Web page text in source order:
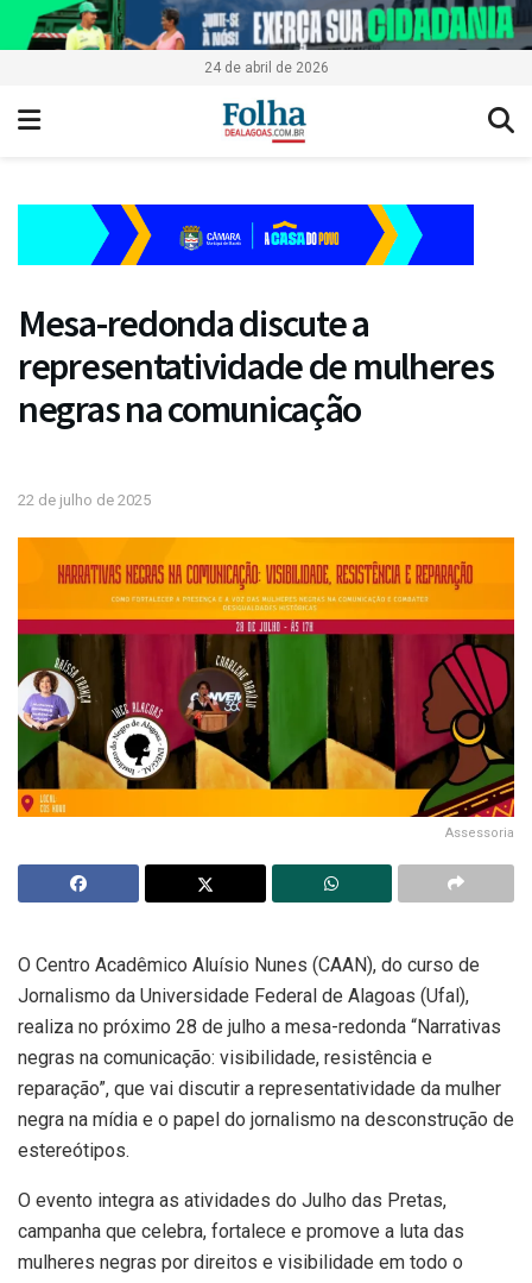
24 de abril de 2026
Mesa-redonda discute a
representatividade de mulheres
negras na comunicação
22 de julho de 2025
Assessoria
O Centro Acadêmico Aluísio Nunes (CAAN), do curso de
Jornalismo da Universidade Federal de Alagoas (Ufal),
realiza no próximo 28 de julho a mesa-redonda “Narrativas
negras na comunicação: visibilidade, resistência e
reparação”, que vai discutir a representatividade da mulher
negra na mídia e o papel do jornalismo na desconstrução de
estereótipos.
O evento integra as atividades do Julho das Pretas,
campanha que celebra, fortalece e promove a luta das
mulheres negras por direitos e visibilidade em todo o